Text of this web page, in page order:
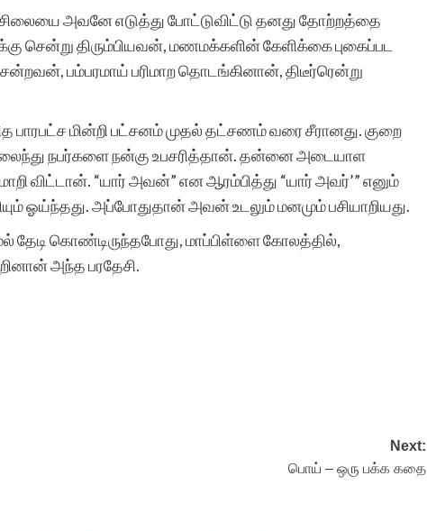
அவனே எடுத்து போட்டுவிட்டு தனது தோற்றத்தை
சென்று திரும்பியவன், மணமக்களின் கேளிக்கை புகைப்பட
பம்பரமாய் பரிமாற தொடங்கினான், திடீர்ரென்று
பாரபட்ச மின்றி பட்சனம் முதல் தட்சணம் வரை சீரானது. குறை
நபர்களை நன்கு உபசரித்தான். தன்னை அடையாள
விட்டான். “யார் அவன்” என ஆரம்பித்து “யார் அவர்’” எனும்
ஓய்ந்தது. அப்போதுதான் அவன் உடலும் மனமும் பசியாறியது.
கொண்டிருந்தபோது, மாப்பிள்ளை கோலத்தில்,
அந்த பரதேசி.
Next:
பொய் – ஒரு பக்க கதை
சிறுகதைகள்.காம் மூத்த,
மற்றும் பிரபல
எழுத்தாளர்களுக்கும் நல்ல
அடித்தளம் அமைத்து